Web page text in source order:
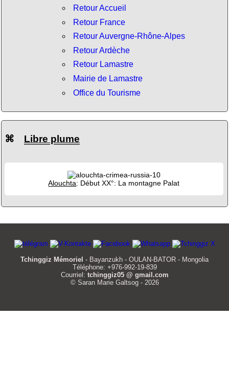
Retour Accueil
Retour France
Retour Auvergne-Rhône-Alpes
Retour Ardèche
Retour Lamastre
Mairie de Lamastre
Office du Tourisme
⌘ Libre plume
Alouchta: Début XX°: La montagne Palat
Tchinggiz Mémoriel - Bayanzukh - OULAN-BATOR - Mongolia
Téléphone: +976-992-19-839
Courriel: tchinggiz05 @ gmail.com
© Saran Marie Galtsog - 2026